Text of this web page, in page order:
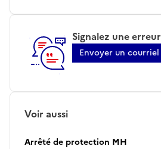
Signalez une erreur
Envoyer un courriel
Voir aussi
Arrêté de protection MH